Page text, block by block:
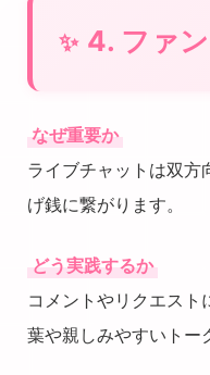
4. ファ
なぜ重要か
ライブチャットは双方
げ銭に繋がります。
どう実践するか
コメントやリクエス
葉や親しみやすいトー